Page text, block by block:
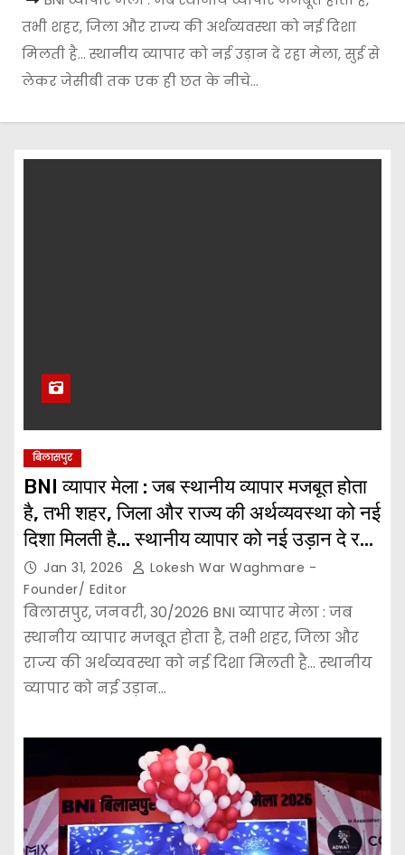
तभी शहर, जिला और राज्य की अर्थव्यवस्था को नई दिशा
मिलती है… स्थानीय व्यापार को नई उड़ान दे रहा मेला, सुई से
लेकर जेसीबी तक एक ही छत के नीचे…
बिलासपुर
BNI व्यापार मेला : जब स्थानीय व्यापार मजबूत होता
है, तभी शहर, जिला और राज्य की अर्थव्यवस्था को नई
दिशा मिलती है… स्थानीय व्यापार को नई उड़ान दे रहा
मेला, सुई से लेकर जेसीबी तक एक ही छत के नीचे…
Jan 31, 2026
Lokesh War Waghmare -
Founder/ Editor
बिलासपुर, जनवरी, 30/2026 BNI व्यापार मेला : जब
स्थानीय व्यापार मजबूत होता है, तभी शहर, जिला और
राज्य की अर्थव्यवस्था को नई दिशा मिलती है… स्थानीय
व्यापार को नई उड़ान…